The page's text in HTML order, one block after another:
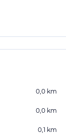
0,0 km
0,0 km
0,1 km